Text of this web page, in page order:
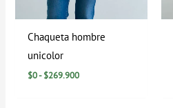
Chaqueta hombre
unicolor
$0- $269.900